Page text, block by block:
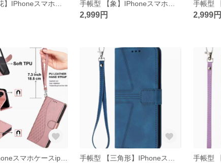
2,999円 2,999円
手帳型 IPhoneスマホケースiphone15/14/13/12/11promax